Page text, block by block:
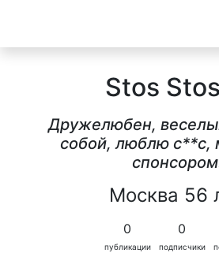
Stos
Дружелюбен,
собой, люблю c**c,
Москва 56
0
публикации
0
подписчики